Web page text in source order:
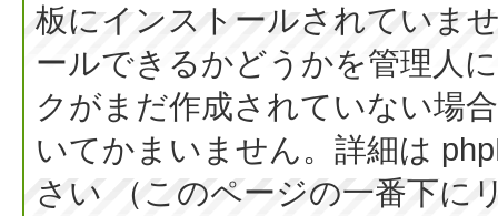
板にインストールされていま
ールできるかどうかを管理人
クがまだ作成されていない場
いてかまいません。詳細は
さい （このページの一番下に